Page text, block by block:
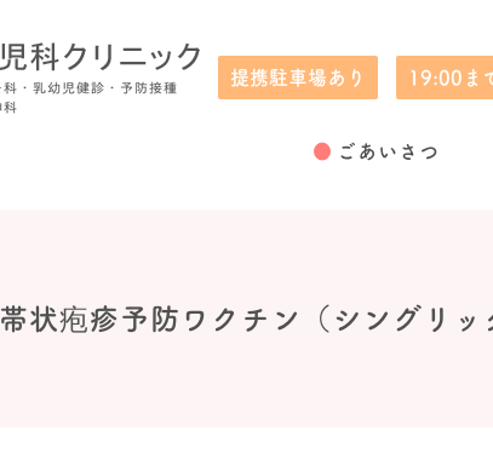
提携駐車場あり 19:00ま
ごあいさつ
帯状疱疹予防ワクチン（シングリッ